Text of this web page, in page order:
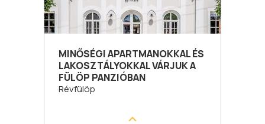
MINŐSÉGI APARTMANOKKAL ÉS
LAKOSZTÁLYOKKAL VÁRJUK A
FÜLÖP PANZIÓBAN
Révfülöp